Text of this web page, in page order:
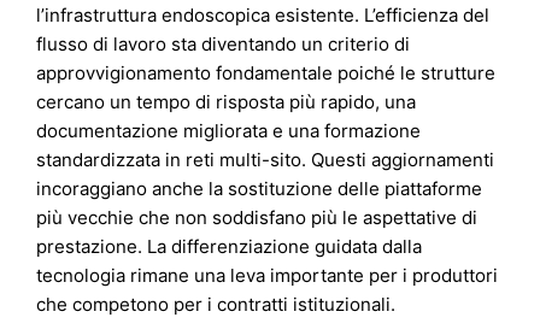
l’infrastruttura endoscopica esistente. L’efficienza del
flusso di lavoro sta diventando un criterio di
approvvigionamento fondamentale poiché le strutture
cercano un tempo di risposta più rapido, una
documentazione migliorata e una formazione
standardizzata in reti multi-sito. Questi aggiornamenti
incoraggiano anche la sostituzione delle piattaforme
più vecchie che non soddisfano più le aspettative di
prestazione. La differenziazione guidata dalla
tecnologia rimane una leva importante per i produttori
che competono per i contratti istituzionali.